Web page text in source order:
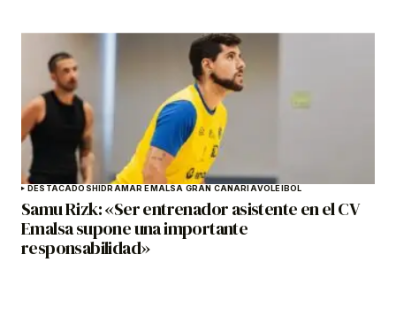
DESTACADOSHIDRAMAR EMALSA GRAN CANARIAVOLEIBOL
Samu Rizk: «Ser entrenador asistente en el CV
Emalsa supone una importante
responsabilidad»